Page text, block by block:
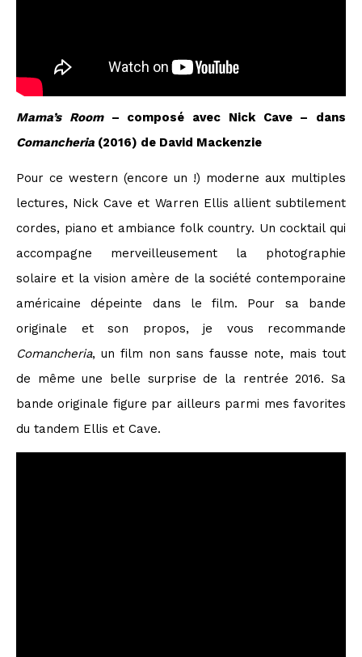
Mama’s Room– composé avec Nick Cave – dans
Comancheria (2016) de David Mackenzie
Pour ce western (encore un !) moderne aux multiples
lectures, Nick Cave et Warren Ellis allient subtilement
cordes, piano et ambiance folk country. Un cocktail qui
accompagne merveilleusement la photographie
solaire et la vision amère de la société contemporaine
américaine dépeinte dans le film. Pour sa bande
originale et son propos, je vous recommande
Comancheria, un film non sans fausse note, mais tout
de même une belle surprise de la rentrée 2016. Sa
bande originale figure par ailleurs parmi mes favorites
du tandem Ellis et Cave.